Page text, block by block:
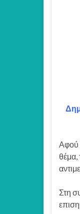
Αφού
θέμα,
Στη